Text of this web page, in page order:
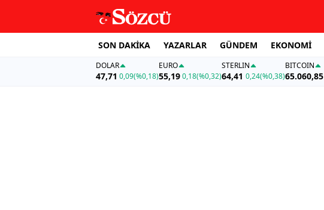
SON DAKİKA YAZARLAR GÜNDEM EKONOMİ
DOLAR
47,71 0,09(%0,18)
EURO
55,19 0,18(%0,32)
STERLIN
64,41 0,24(%0,38)
BITCOIN
65.060,85